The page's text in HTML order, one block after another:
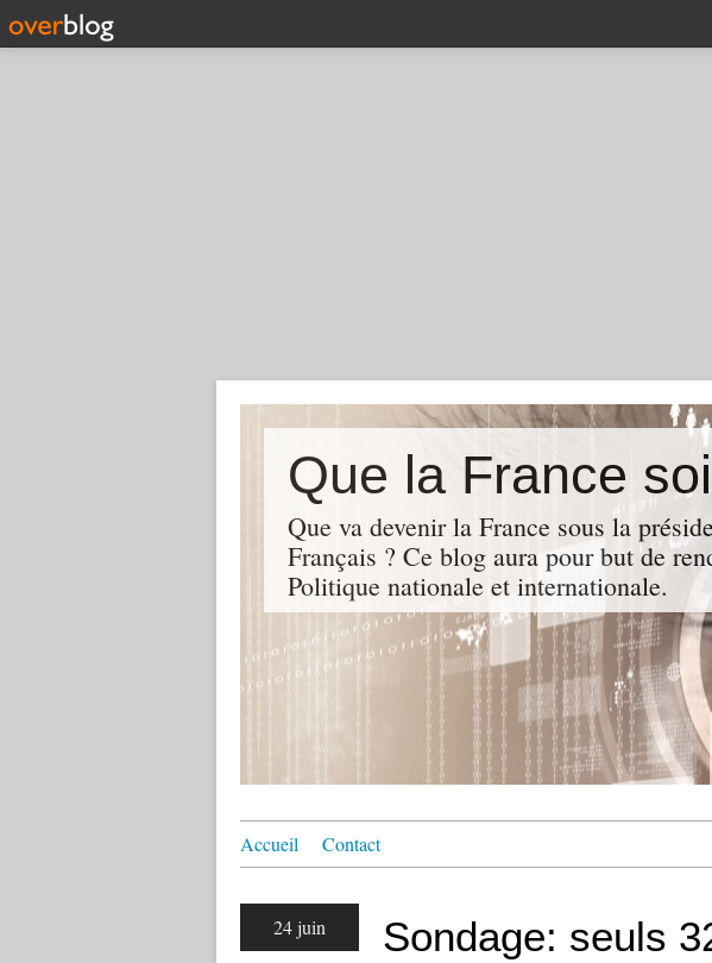
Que la France
Que va devenir la France sous la
Français ? Ce blog aura pour but de
Politique nationale et internationale.
Accueil Contact
24 juin
Sondage: seuls